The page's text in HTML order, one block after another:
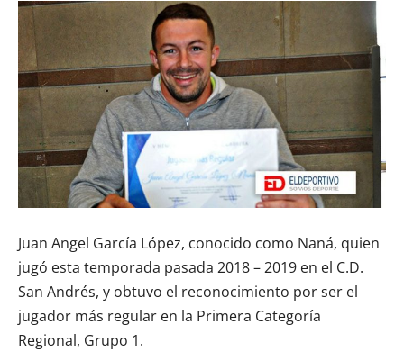
Juan Angel García López, conocido como Naná, quien
jugó esta temporada pasada 2018 – 2019 en el C.D.
San Andrés, y obtuvo el reconocimiento por ser el
jugador más regular en la Primera Categoría
Regional, Grupo 1.